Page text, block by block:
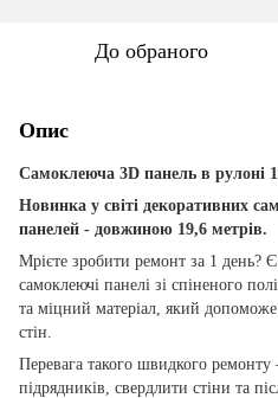
До обраного
Опис
Самоклеюча 3D панель в рулоні
Новинка у світі декоративних
панелей - довжиною 19,6 метрів.
Мрієте зробити ремонт за 1 день?
самоклеючі панелі зі спіненого
та міцний матеріал, який
стін.
Перевага такого швидкого
підрядників, свердлити стіни та